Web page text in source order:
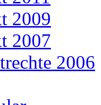
2009
2007
2006